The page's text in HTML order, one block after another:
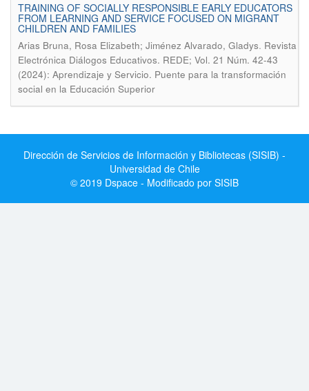
TRAINING OF SOCIALLY RESPONSIBLE EARLY EDUCATORS
FROM LEARNING AND SERVICE FOCUSED ON MIGRANT
CHILDREN AND FAMILIES
Arias Bruna, Rosa Elizabeth; Jiménez Alvarado, Gladys. Revista
Electrónica Diálogos Educativos. REDE; Vol. 21 Núm. 42-43
(2024): Aprendizaje y Servicio. Puente para la transformación
social en la Educación Superior
Dirección de Servicios de Información y Bibliotecas (SISIB) -
Universidad de Chile
© 2019 Dspace - Modificado por SISIB